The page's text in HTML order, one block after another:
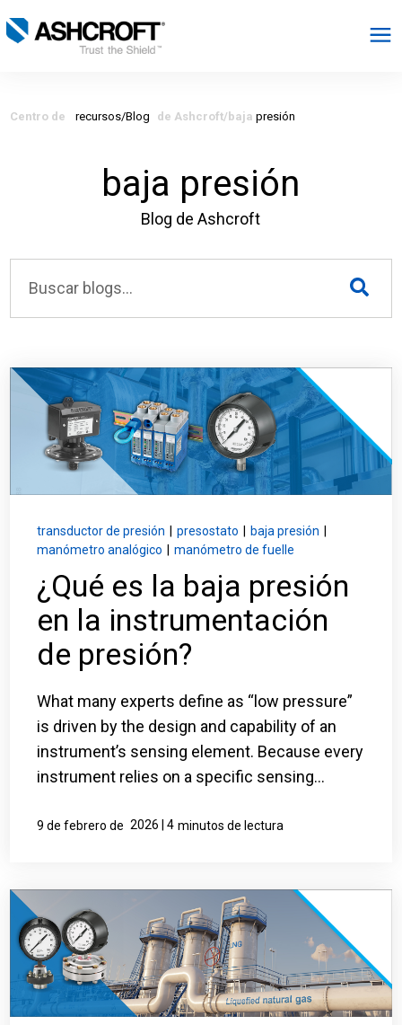
Inicio de sesión
Carreras profesionales
Solicitar presupuesto
Centro de recursos/Blog de Ashcroft/baja presión
baja presión
Blog de Ashcroft
transductor de presión presostato baja presión
manómetro analógico
manómetro de fuelle
¿Qué es la baja presión
en la instrumentación
de presión?
What many experts define as “low pressure”
is driven by the design and capability of an
instrument’s sensing element. Because every
instrument relies on a specific sensing...
9 de febrero de 2026 | 4 minutos de lectura